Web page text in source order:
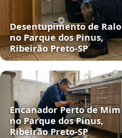
Desentupimento de Ralo
no Parque dos Pinus,
Ribeirão Preto‑SP
Encanador Perto de Mim
no Parque dos Pinus,
Ribeirão Preto‑SP